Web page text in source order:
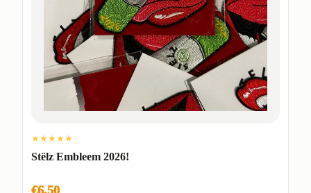
★★★★★
Stëlz Embleem 2026!
€6,50